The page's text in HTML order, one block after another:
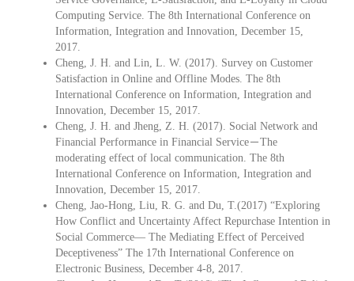
Computing Service. The 8th International Conference on
Information, Integration and Innovation, December 15,
2017.
Cheng, J. H. and Lin, L. W. (2017). Survey on Customer
Satisfaction in Online and Offline Modes. The 8th
International Conference on Information, Integration and
Innovation, December 15, 2017.
Cheng, J. H. and Jheng, Z. H. (2017). Social Network and
Financial Performance in Financial Service－The
moderating effect of local communication. The 8th
International Conference on Information, Integration and
Innovation, December 15, 2017.
Cheng, Jao-Hong, Liu, R. G. and Du, T.(2017) “Exploring
How Conflict and Uncertainty Affect Repurchase Intention in
Social Commerce— The Mediating Effect of Perceived
Deceptiveness” The 17th International Conference on
Electronic Business, December 4-8, 2017.